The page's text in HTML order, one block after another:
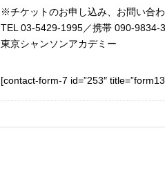
※チケットのお申し込み、お問い合
TEL 03-5429-1995／携帯 090-9834-
東京シャンソンアカデミー
[contact-form-7 id=”253″